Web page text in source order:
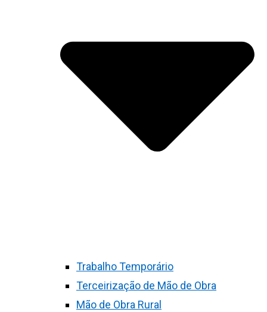
Trabalho Temporário
Terceirização de Mão de Obra
Mão de Obra Rural